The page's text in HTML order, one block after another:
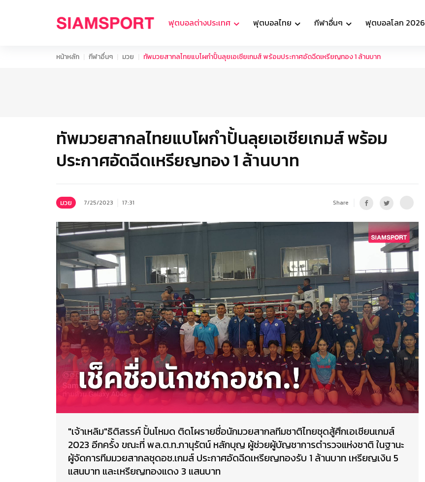
ฟุตบอลต่างประเทศ ฟุตบอลไทย กีฬาอื่นๆ ฟุตบอลโลก 2026
หน้าหลัก กีฬาอื่นๆ มวย ทัพมวยสากลไทยแบโผกำปั้นลุยเอเชียเกมส์ พร้อมประกาศอัดฉีดเหรียญทอง 1 ล้านบาท
ทัพมวยสากลไทยแบโผกำปั้นลุยเอเชียเกมส์ พร้อม
ประกาศอัดฉีดเหรียญทอง 1 ล้านบาท
มวย 7/25/2023 17:31 Share
"เจ้าเหลิม"ธิติสรรค์ ปั้นโหมด ติดโผรายชื่อนักมวยสากลทีมชาติไทยชุดสู้ศึกเอเชียนเกมส์
2023 อีกครั้ง ขณะที่ พล.ต.ท.ภานุรัตน์ หลักบุญ ผู้ช่วยผู้บัญชาการตำรวจแห่งชาติ ในฐานะ
ผู้จัดการทีมมวยสากลชุดอช.เกมส์ ประกาศอัดฉีดเหรียญทองรับ 1 ล้านบาท เหรียญเงิน 5
แสนบาท และเหรียญทองแดง 3 แสนบาท